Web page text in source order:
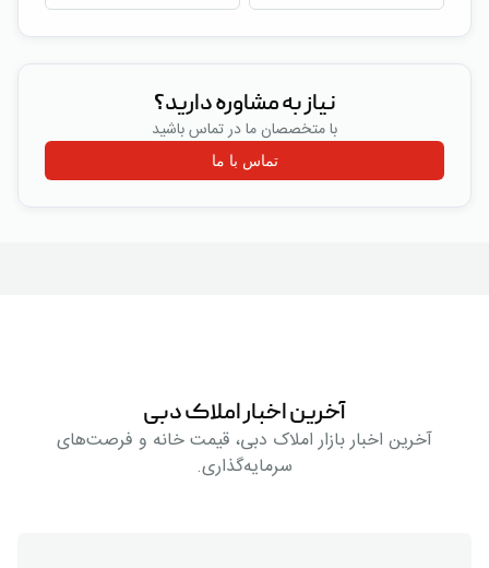
نیاز به مشاوره دارید؟
با متخصصان ما در تماس باشید
تماس با ما
آخرین اخبار املاک دبی
آخرین اخبار بازار املاک دبی، قیمت خانه و فرصت‌های
سرمایه‌گذاری.